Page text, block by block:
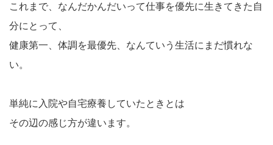
これまで、なんだかんだいって仕事を優先に生きてきた自
分にとって、
健康第一、体調を最優先、なんていう生活にまだ慣れな
い。
単純に入院や自宅療養していたときとは
その辺の感じ方が違います。